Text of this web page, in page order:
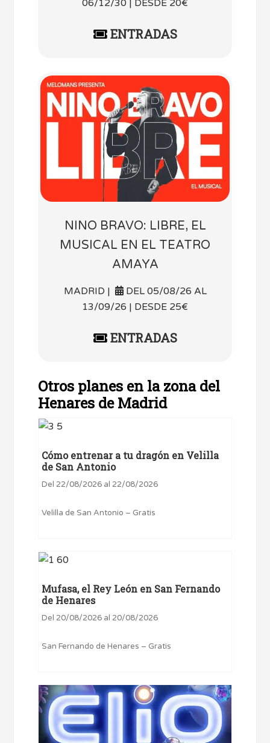
06/12/30 | DESDE 20€
ENTRADAS
NINO BRAVO: LIBRE, EL
MUSICAL EN EL TEATRO
AMAYA
MADRID |
DEL 05/08/26 AL
13/09/26 | DESDE 25€
ENTRADAS
Otros planes en la zona del
Henares de Madrid
Cómo entrenar a tu dragón en Velilla
de San Antonio
Del 22/08/2026 al 22/08/2026
Velilla de San Antonio – Gratis
Mufasa, el Rey León en San Fernando
de Henares
Del 20/08/2026 al 20/08/2026
San Fernando de Henares – Gratis